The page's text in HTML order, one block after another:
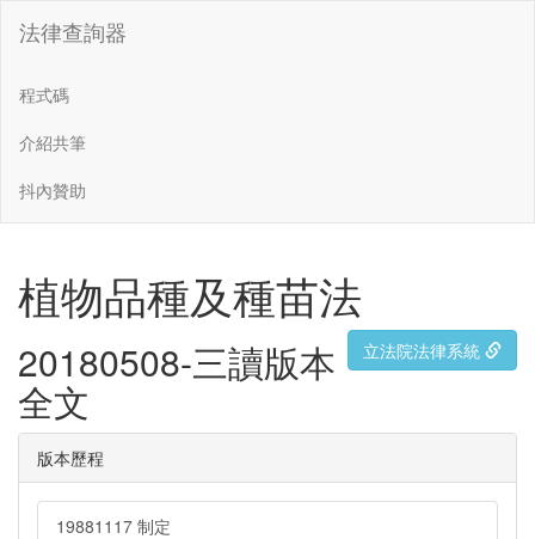
法律查詢器
程式碼
介紹共筆
抖內贊助
植物品種及種苗法
立法院法律系統
20180508-三讀版本
全文
版本歷程
19881117 制定